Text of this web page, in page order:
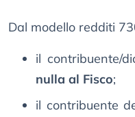
Dal modello redditi
il contribuente/
nulla al Fisco;
il contribuente